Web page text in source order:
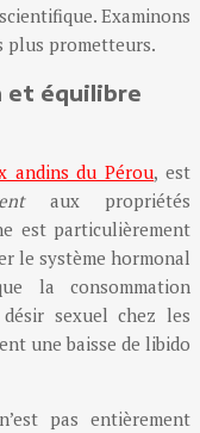
Examinons
plus prometteurs.
et équilibre
andins du Pérou, est
aux propriétés
est particulièrement
le système hormonal
la consommation
sexuel chez les
une baisse de libido
pas entièrement